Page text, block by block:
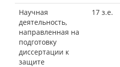
Научная
деятельность,
направленная на
подготовку
диссертации к
защите
17 з.е.